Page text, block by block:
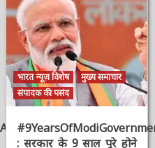
भारत न्यूज़ विशेष
मुख्य समाचार
संपादक की पसंद